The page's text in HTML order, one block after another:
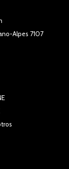
Alpes 7107